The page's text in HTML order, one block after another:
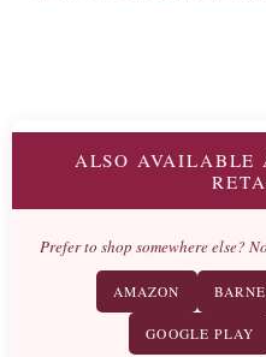
ALSO AVAILABLE
Prefer to shop somewhere else?
AMAZON
GOOGLE PLAY